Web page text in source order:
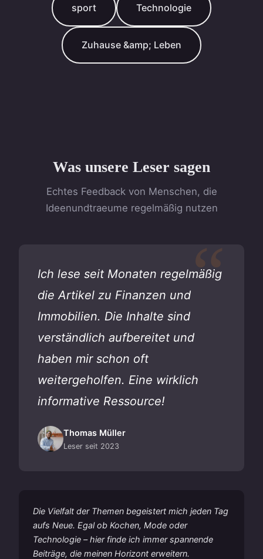
sport Technologie
Zuhause &amp; Leben
Was unsere Leser sagen
Echtes Feedback von Menschen, die
Ideenundtraeume regelmäßig nutzen
Ich lese seit Monaten regelmäßig
die Artikel zu Finanzen und
Immobilien. Die Inhalte sind
verständlich aufbereitet und
haben mir schon oft
weitergeholfen. Eine wirklich
informative Ressource!
Thomas Müller
Leser seit 2023
Die Vielfalt der Themen begeistert mich jeden Tag
aufs Neue. Egal ob Kochen, Mode oder
Technologie – hier finde ich immer spannende
Beiträge, die meinen Horizont erweitern.